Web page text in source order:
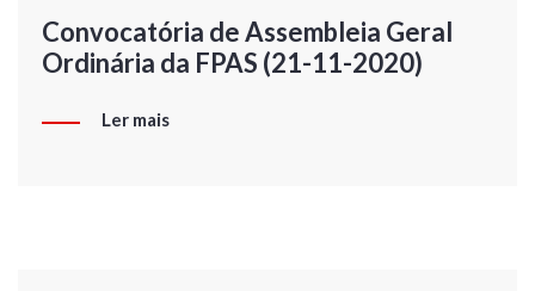
Convocatória de Assembleia Geral
Ordinária da FPAS (21-11-2020)
Ler mais